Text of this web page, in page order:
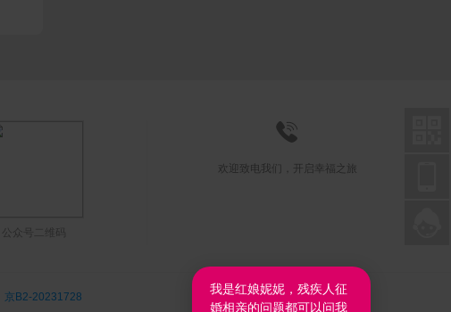
公众号二维码

欢迎致电我们，开启幸福之旅
京B2-20231728
我是红娘妮妮，残疾人征
婚相亲的问题都可以问我